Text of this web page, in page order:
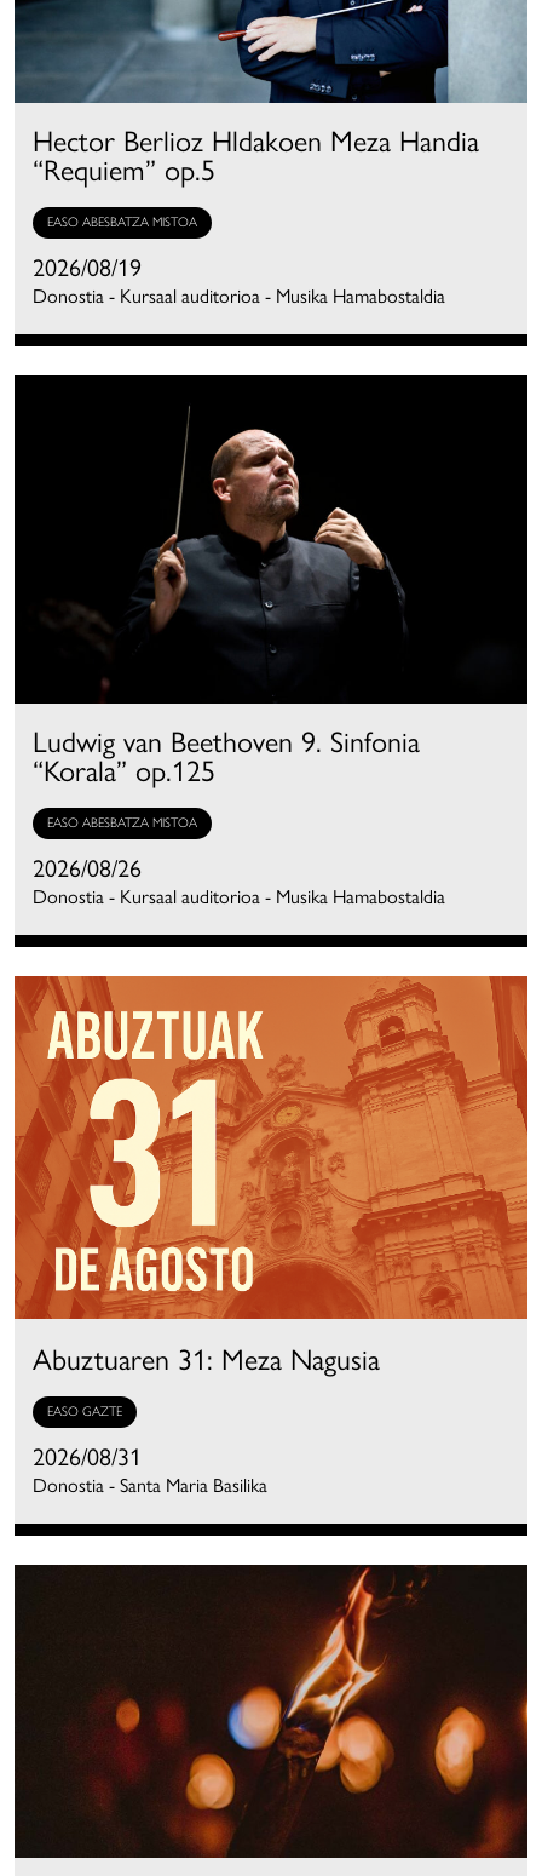
Hector Berlioz Hldakoen Meza Handia
“Requiem” op.5
EASO ABESBATZA MISTOA
2026/08/19
Donostia - Kursaal auditorioa - Musika Hamabostaldia
Ludwig van Beethoven 9. Sinfonia
“Korala” op.125
EASO ABESBATZA MISTOA
2026/08/26
Donostia - Kursaal auditorioa - Musika Hamabostaldia
Abuztuaren 31: Meza Nagusia
EASO GAZTE
2026/08/31
Donostia - Santa Maria Basilika